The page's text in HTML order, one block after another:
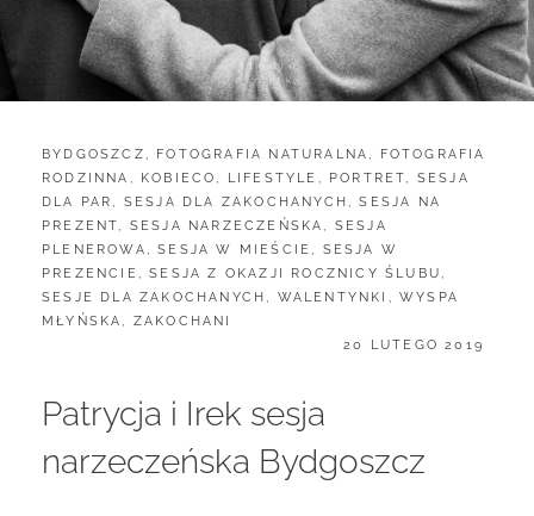
CATEGORIES:
BYDGOSZCZ , FOTOGRAFIA NATURALNA ,
FOTOGRAFIA
RODZINNA , KOBIECO , LIFESTYLE , PORTRET, SESJA
DLA PAR , SESJA DLA ZAKOCHANYCH ,SESJA NA
PREZENT, SESJA NARZECZEŃSKA , SESJA
PLENEROWA ,SESJA W MIEŚCIE , SESJA W
PREZENCIE ,SESJA Z OKAZJI ROCZNICY ŚLUBU ,
SESJE DLA ZAKOCHANYCH , WALENTYNKI ,WYSPA
MŁYŃSKA , ZAKOCHANI
POSTED
20 LUTEGO 2019
Patrycja i Irek sesja
narzeczeńska Bydgoszcz